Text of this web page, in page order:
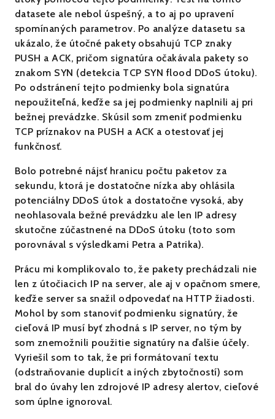
datasete ale nebol úspešný, a to aj po upravení
spomínaných parametrov. Po analýze datasetu sa
ukázalo, že útočné pakety obsahujú TCP znaky
PUSH a ACK, pričom signatúra očakávala pakety so
znakom SYN (detekcia TCP SYN flood DDoS útoku).
Po odstránení tejto podmienky bola signatúra
nepoužiteľná, keďže sa jej podmienky naplnili aj pri
bežnej prevádzke. Skúsil som zmeniť podmienku
TCP príznakov na PUSH a ACK a otestovať jej
funkčnosť.
Bolo potrebné nájsť hranicu počtu paketov za
sekundu, ktorá je dostatočne nízka aby ohlásila
potenciálny DDoS útok a dostatočne vysoká, aby
neohlasovala bežné prevádzku ale len IP adresy
skutočne zúčastnené na DDoS útoku (toto som
porovnával s výsledkami Petra a Patrika).
Prácu mi komplikovalo to, že pakety prechádzali nie
len z útočiacich IP na server, ale aj v opačnom smere,
keďže server sa snažil odpovedať na HTTP žiadosti.
Mohol by som stanoviť podmienku signatúry, že
cieľová IP musí byť zhodná s IP server, no tým by
som znemožnili použitie signatúry na ďalšie účely.
Vyriešil som to tak, že pri formátovaní textu
(odstraňovanie duplicít a iných zbytočností) som
bral do úvahy len zdrojové IP adresy alertov, cieľové
som úplne ignoroval.